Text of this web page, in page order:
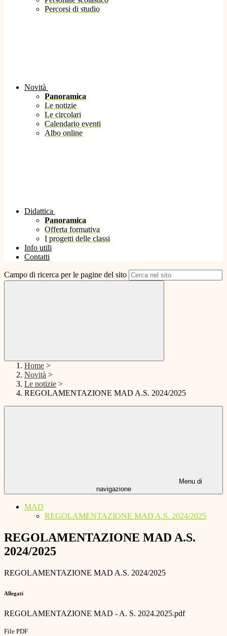
Percorsi di studio
Novità
Panoramica
Le notizie
Le circolari
Calendario eventi
Albo online
Didattica
Panoramica
Offerta formativa
I progetti delle classi
Info utili
Contatti
Campo di ricerca per le pagine del sito
Home >
Novità >
Le notizie >
REGOLAMENTAZIONE MAD A.S. 2024/2025
Menu di
navigazione
MAD
REGOLAMENTAZIONE MAD A.S. 2024/2025
REGOLAMENTAZIONE MAD A.S.
2024/2025
REGOLAMENTAZIONE MAD A.S. 2024/2025
Allegati
REGOLAMENTAZIONE MAD - A. S. 2024.2025.pdf
File PDF